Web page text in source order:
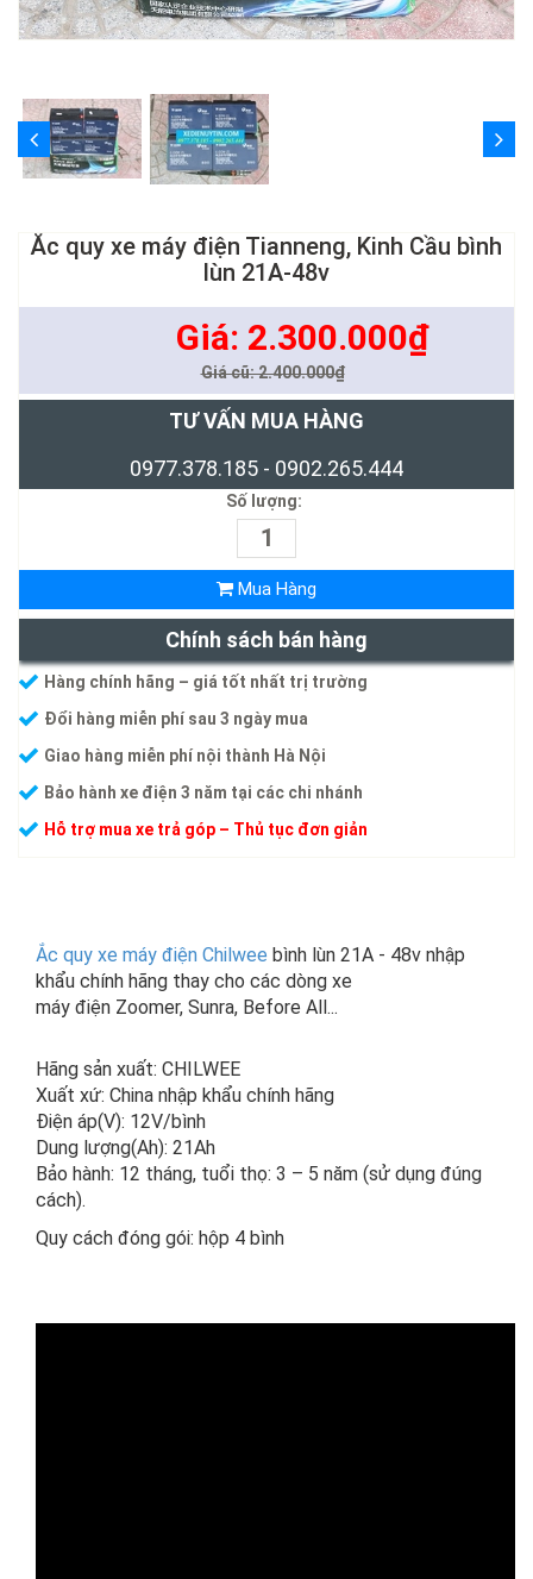
Ắc quy xe máy điện Tianneng, Kinh Cầu bình
lùn 21A-48v
Giá: 2.300.000₫
Giá cũ: 2.400.000₫
TƯ VẤN MUA HÀNG
0977.378.185 - 0902.265.444
Số lượng:
Mua Hàng
Chính sách bán hàng
Hàng chính hãng – giá tốt nhất trị trường
Đổi hàng miễn phí sau 3 ngày mua
Giao hàng miễn phí nội thành Hà Nội
Bảo hành xe điện 3 năm tại các chi nhánh
Hỗ trợ mua xe trả góp – Thủ tục đơn giản
Ắc quy xe máy điện Chilwee bình lùn 21A - 48v nhập
khẩu chính hãng thay cho các dòng xe
máy điện Zoomer, Sunra, Before All...
Hãng sản xuất: CHILWEE
Xuất xứ: China nhập khẩu chính hãng
Điện áp(V): 12V/bình
Dung lượng(Ah): 21Ah
Bảo hành: 12 tháng, tuổi thọ: 3 – 5 năm (sử dụng đúng
cách).
Quy cách đóng gói: hộp 4 bình